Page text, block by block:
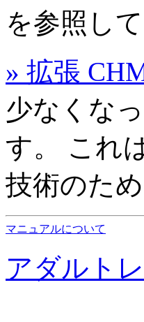
を参照し
» 拡張
少なくな
す。 これ
技術のた
マニュアルについて
アダルト